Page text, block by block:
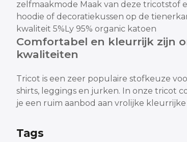
zelfmaakmode Maak van deze tricotstof
hoodie of decoratiekussen op de
kwaliteit 5%Ly 95% organic katoen
Comfortabel en kleurrijk zijn
kwaliteiten
Tricot is een zeer populaire stofkeuze
shirts, leggings en jurken. In onze tricot
je een ruim aanbod aan vrolijke
Tags